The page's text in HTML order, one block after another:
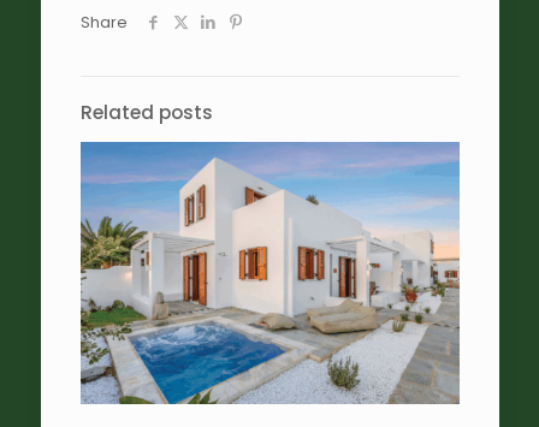
Share
Related posts